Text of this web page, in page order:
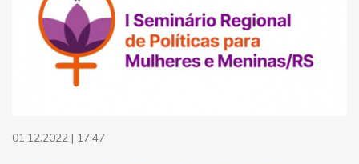
01.12.2022 | 17:47